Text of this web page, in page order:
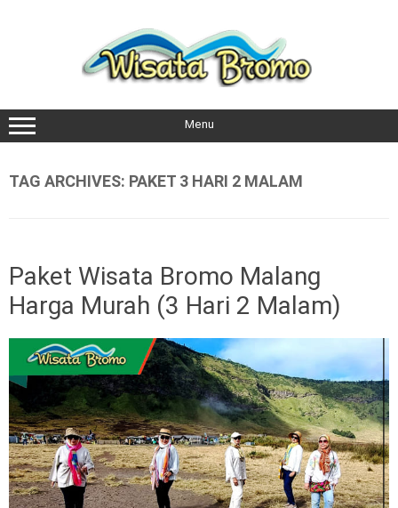
Menu
TAG ARCHIVES: PAKET 3 HARI 2 MALAM
Paket Wisata Bromo Malang
Harga Murah (3 Hari 2 Malam)